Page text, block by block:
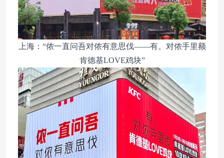
上海：“侬一直问吾对侬有意思伐——有。对侬手里额
肯德基LOVE鸡块”